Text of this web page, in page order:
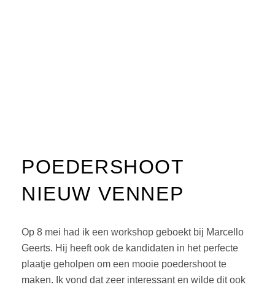
POEDERSHOOT
NIEUW VENNEP
Op 8 mei had ik een workshop geboekt bij Marcello
Geerts. Hij heeft ook de kandidaten in het perfecte
plaatje geholpen om een mooie poedershoot te
maken. Ik vond dat zeer interessant en wilde dit ook